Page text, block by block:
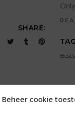
Beheer cookie
SHARE: